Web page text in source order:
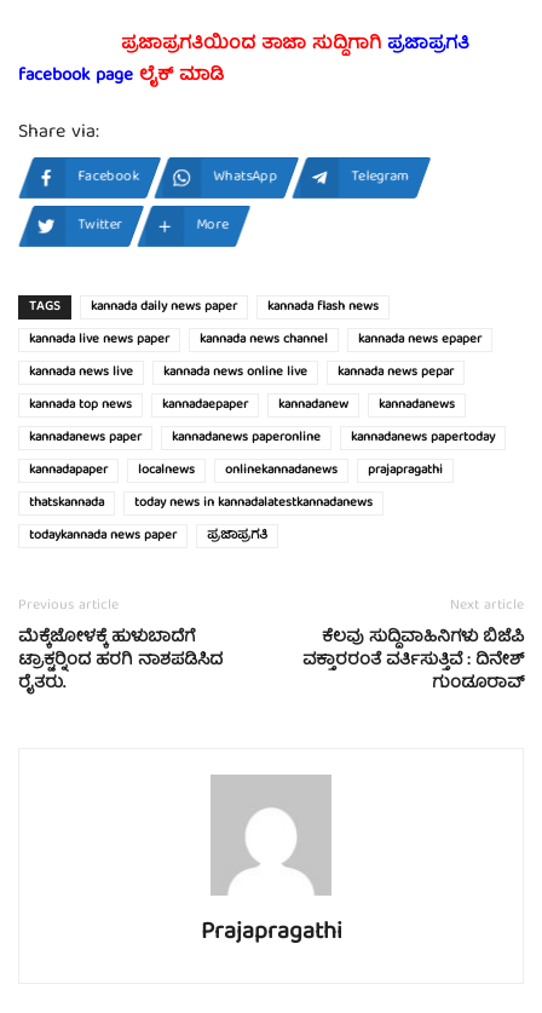
ಪ್ರಜಾಪ್ರಗತಿಯಿಂದ ತಾಜಾ ಸುದ್ದಿಗಾಗಿಪ್ರಜಾಪ್ರಗತಿ
facebook page ಲೈಕ್ ಮಾಡಿ
Share via:
Facebook WhatsApp
Telegram
Twitter
More
TAGS kannada daily news paper
kannada flash news
kannada live news paper
kannada news channel
kannada news epaper
kannada news live
kannada news online live
kannada news pepar
kannada top news
kannadaepaper kannadanew
kannadanews
kannadanews paper
kannadanews paperonline
kannadanews papertoday
kannadapaper
localnews onlinekannadanews
prajapragathi
thatskannada
today news in kannadalatestkannadanews
todaykannada news paper
ಪ್ರಜಾಪ್ರಗತಿ
Previous article
ಮೆಕ್ಕೆಜೋಳಕ್ಕೆ ಹುಳುಬಾದೆಗೆ
ಟ್ರಾಕ್ಟರ್‍ನಿಂದ ಹರಗಿ ನಾಶಪಡಿಸಿದ
ರೈತರು.
Next article
ಕೆಲವು ಸುದ್ದಿವಾಹಿನಿಗಳು ಬಿಜೆಪಿ
ವಕ್ತಾರರಂತೆ ವರ್ತಿಸುತ್ತಿವೆ : ದಿನೇಶ್
ಗುಂಡೂರಾವ್
Prajapragathi